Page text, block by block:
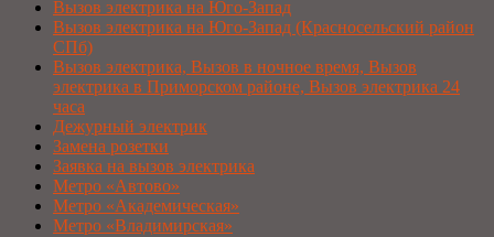
Вызов электрика на Юго-Запад
Вызов электрика на Юго-Запад (Красносельский район
СПб)
Вызов электрика, Вызов в ночное время, Вызов
электрика в Приморском районе, Вызов электрика 24
часа
Дежурный электрик
Замена розетки
Заявка на вызов электрика
Метро «Автово»
Метро «Академическая»
Метро «Владимирская»